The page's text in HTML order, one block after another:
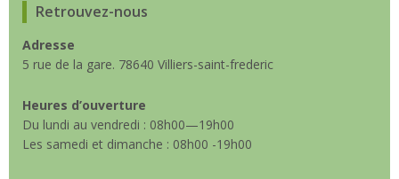
Retrouvez-nous
Adresse
5 rue de la gare. 78640 Villiers-saint-frederic
Heures d’ouverture
Du lundi au vendredi : 08h00—19h00
Les samedi et dimanche : 08h00 -19h00